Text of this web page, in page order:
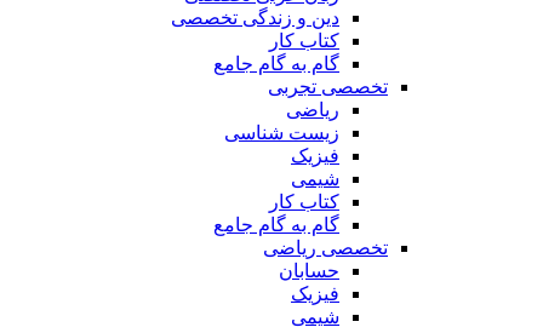
دین و زندگی تخصصی
کتاب کار
گام به گام جامع
تخصصی تجربی
ریاضی
زیست شناسی
فیزیک
شیمی
کتاب کار
گام به گام جامع
تخصصی ریاضی
حسابان
فیزیک
شیمی